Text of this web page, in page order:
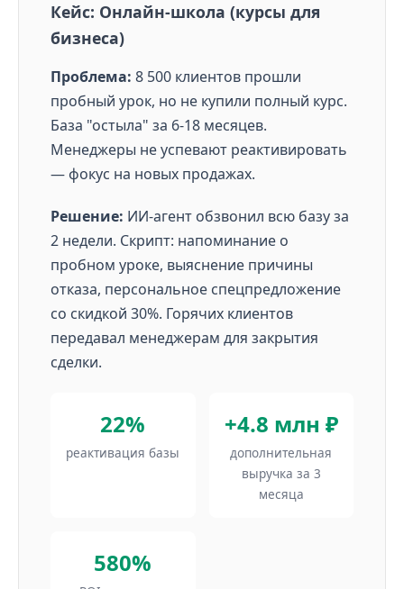
Кейс: Онлайн-школа (курсы для
бизнеса)
Проблема: 8 500 клиентов прошли
пробный урок, но не купили полный курс.
База "остыла" за 6-18 месяцев.
Менеджеры не успевают реактивировать
— фокус на новых продажах.
Решение: ИИ-агент обзвонил всю базу за
2 недели. Скрипт: напоминание о
пробном уроке, выяснение причины
отказа, персональное спецпредложение
со скидкой 30%. Горячих клиентов
передавал менеджерам для закрытия
сделки.
22%
реактивация базы
+4.8 млн ₽
дополнительная
выручка за 3
месяца
580%